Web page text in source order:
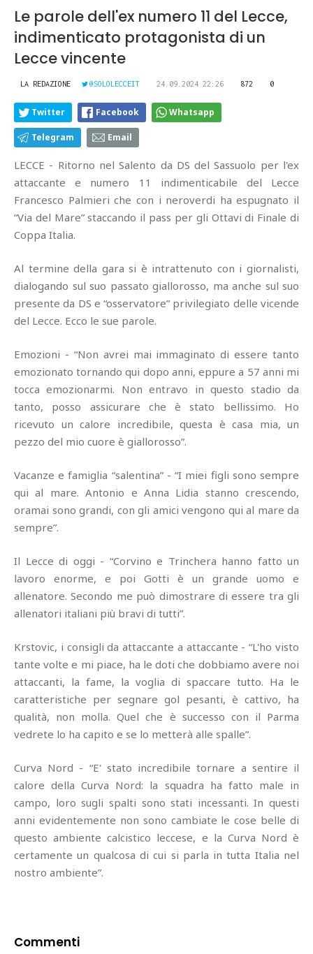
Le parole dell'ex numero 11 del Lecce,
indimenticato protagonista di un
Lecce vincente
LA REDAZIONE @SOLOLECCEIT 24.09.2024 22:26 872 0
Twitter Facebook Whatsapp
Telegram Email
LECCE - Ritorno nel Salento da DS del Sassuolo per l'ex
attaccante e numero 11 indimenticabile del Lecce
Francesco Palmieri che con i neroverdi ha espugnato il
“Via del Mare” staccando il pass per gli Ottavi di Finale di
Coppa Italia.
Al termine della gara si è intrattenuto con i giornalisti,
dialogando sul suo passato giallorosso, ma anche sul suo
presente da DS e “osservatore” privilegiato delle vicende
del Lecce. Ecco le sue parole.
Emozioni - “Non avrei mai immaginato di essere tanto
emozionato tornando qui dopo anni, eppure a 57 anni mi
tocca emozionarmi. Non entravo in questo stadio da
tanto, posso assicurare che è stato bellissimo. Ho
ricevuto un calore incredibile, questa è casa mia, un
pezzo del mio cuore è giallorosso”.
Vacanze e famiglia “salentina” - “I miei figli sono sempre
qui al mare. Antonio e Anna Lidia stanno crescendo,
oramai sono grandi, con gli amici vengono qui al mare da
sempre”.
Il Lecce di oggi - “Corvino e Trinchera hanno fatto un
lavoro enorme, e poi Gotti è un grande uomo e
allenatore. Secondo me può dimostrare di essere tra gli
allenatori italiani più bravi di tutti”.
Krstovic, i consigli da attaccante a attaccante - “L'ho visto
tante volte e mi piace, ha le doti che dobbiamo avere noi
attaccanti, la fame, la voglia di spaccare tutto. Ha le
caratteristiche per segnare gol pesanti, è cattivo, ha
qualità, non molla. Quel che è successo con il Parma
vedrete lo ha capito e se lo metterà alle spalle”.
Curva Nord - “E' stato incredibile tornare a sentire il
calore della Curva Nord: la squadra ha fatto male in
campo, loro sugli spalti sono stati incessanti. In questi
anni evidentemente non sono cambiate le cose belle di
questo ambiente calcistico leccese, e la Curva Nord è
certamente un qualcosa di cui si parla in tutta Italia nel
nostro ambiente”.
Commenti